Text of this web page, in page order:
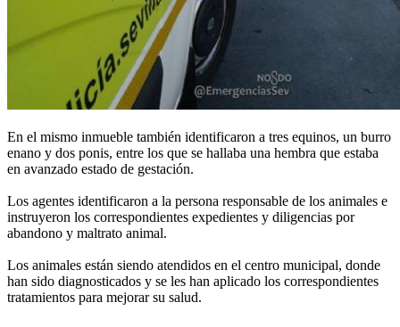
En el mismo inmueble también identificaron a tres equinos, un burro
enano y dos ponis, entre los que se hallaba una hembra que estaba
en avanzado estado de gestación.
Los agentes identificaron a la persona responsable de los animales e
instruyeron los correspondientes expedientes y diligencias por
abandono y maltrato animal.
Los animales están siendo atendidos en el centro municipal, donde
han sido diagnosticados y se les han aplicado los correspondientes
tratamientos para mejorar su salud.